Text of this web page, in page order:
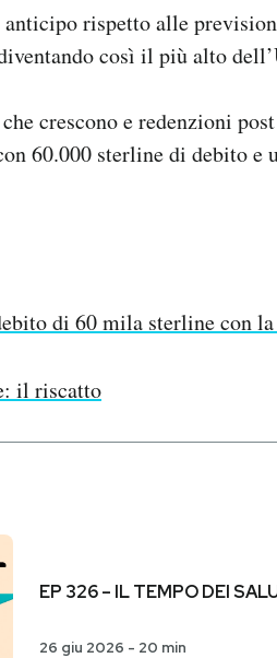
anticipo rispetto alle
così il più alto
crescono e redenzioni
60.000 sterline di debito e
di 60 mila sterline con
il riscatto
EP 326 – IL TEMPO DEI
26 giu 2026 - 20 min